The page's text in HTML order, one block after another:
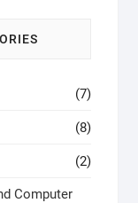
(7)
(8)
(2)
Computer